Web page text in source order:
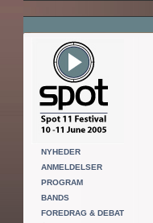
NYHEDER
ANMELDELSER
PROGRAM
BANDS
FOREDRAG & DEBAT